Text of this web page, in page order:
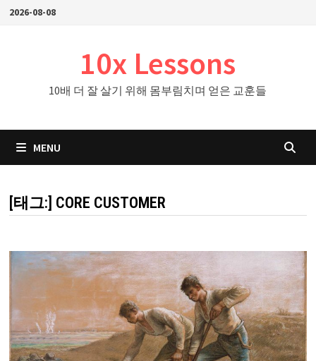
Skip2026-08-08
10x Lessons
10배 더 잘 살기 위해 몸부림치며 얻은 교훈들
MENU
[태그:] CORE CUSTOMER